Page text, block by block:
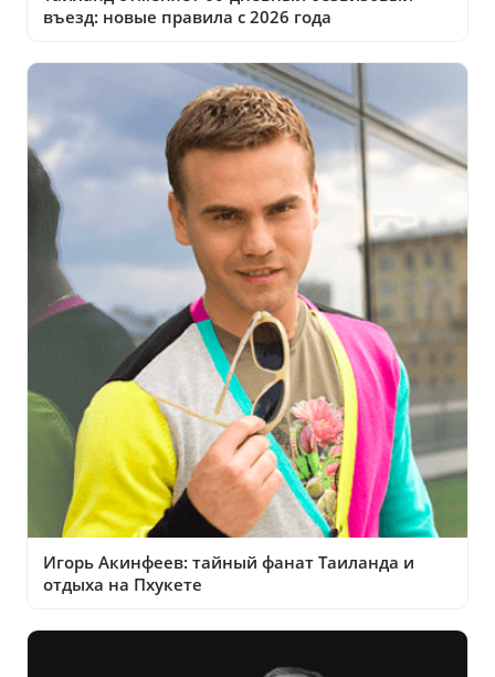
въезд: новые правила с 2026 года
Игорь Акинфеев: тайный фанат Таиланда и
отдыха на Пхукете